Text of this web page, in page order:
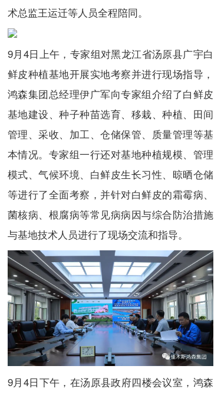
术总监王运迁等人员全程陪同。
9月4日上午，专家组对黑龙江省汤原县广宇白
鲜皮种植基地开展实地考察并进行现场指导，
鸿森集团总经理伊广军向专家组介绍了白鲜皮
基地建设、种子种苗选育、移栽、种植、田间
管理、采收、加工、仓储保管、质量管理等基
本情况。专家组一行还对基地种植规模、管理
模式、气候环境、白鲜皮生长习性、晾晒仓储
等进行了全面考察，并针对白鲜皮的霜霉病、
菌核病、根腐病等常见病病因与综合防治措施
与基地技术人员进行了现场交流和指导。
9月4日下午，在汤原县政府四楼会议室，鸿森